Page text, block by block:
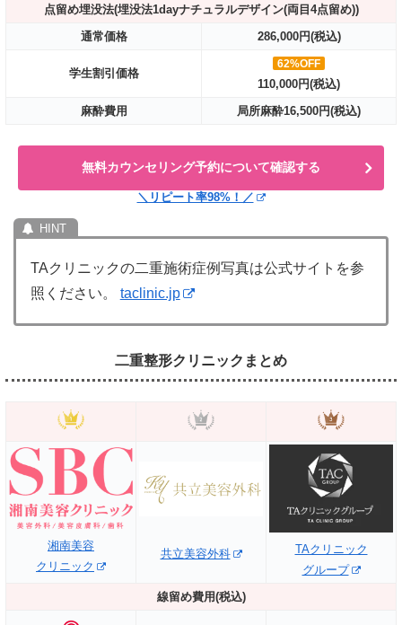
点留め埋没法(埋没法1dayナチュラルデザイン(両目4点留め))
通常価格
286,000円(税込)
学生割引価格
62%OFF
110,000円(税込)
麻酔費用
局所麻酔16,500円(税込)
無料カウンセリング予約について確認する
＼リピート率98%！／
TAクリニックの二重施術症例写真は公式サイトを参
照ください。 taclinic.jp
二重整形クリニックまとめ
湘南美容
クリニック
共立美容外科
TAクリニック
グループ
線留め費用(税込)